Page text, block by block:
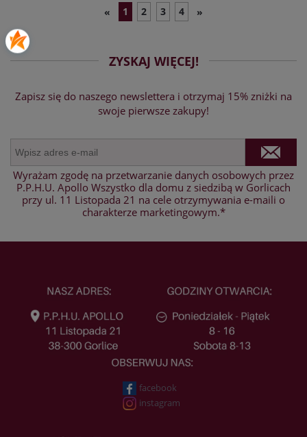
« 1 2 3 4 »
ZYSKAJ WIĘCEJ!
Zapisz się do naszego newslettera i otrzymaj 15% zniżki na
swoje pierwsze zakupy!
Wyrażam zgodę na przetwarzanie danych osobowych przez
P.P.H.U. Apollo Wszystko dla domu z siedzibą w Gorlicach
przy ul. 11 Listopada 21 na cele otrzymywania e-maili o
charakterze marketingowym.*
facebook
instagram